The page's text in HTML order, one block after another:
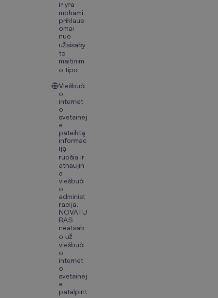
ir yra
mokami
priklaus
omai
nuo
užsisaky
to
maitinim
o tipo
Viešbuči
o
internet
o
svetainėj
e
pateiktą
informac
iją
ruošia ir
atnaujin
a
viešbuči
o
administ
racija.
NOVATU
RAS
neatsak
o už
viešbuči
o
internet
o
svetainėj
e
patalpint